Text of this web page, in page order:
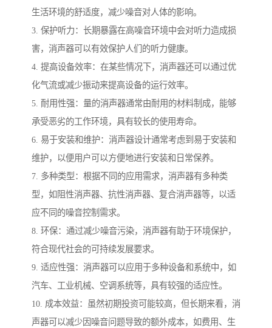
生活环境的舒适度，减少噪音对人体的影响。
3. 保护听力：长期暴露在高噪音环境中会对听力造成损
害，消声器可以有效保护人们的听力健康。
4. 提高设备效率：在某些情况下，消声器还可以通过优
化气流或减少振动来提高设备的运行效率。
5. 耐用性强：量的消声器通常由耐用的材料制成，能够
承受恶劣的工作环境，具有较长的使用寿命。
6. 易于安装和维护：消声器设计通常考虑到易于安装和
维护，以便用户可以方便地进行安装和日常保养。
7. 多种类型：根据不同的应用需求，消声器有多种类
型，如阻性消声器、抗性消声器、复合消声器等，以适
应不同的噪音控制需求。
8. 环保：通过减少噪音污染，消声器有助于环境保护，
符合现代社会的可持续发展要求。
9. 适应性强：消声器可以应用于多种设备和系统中，如
汽车、工业机械、空调系统等，具有较强的适应性。
10. 成本效益：虽然初期投资可能较高，但长期来看，消
声器可以减少因噪音问题导致的额外成本，如费用、生